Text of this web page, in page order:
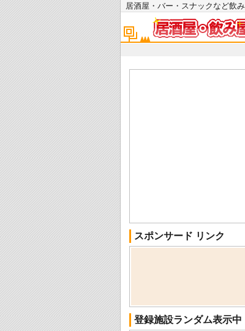
居酒屋・バー・スナックなど
スポンサード リンク
登録施設ランダム表示中